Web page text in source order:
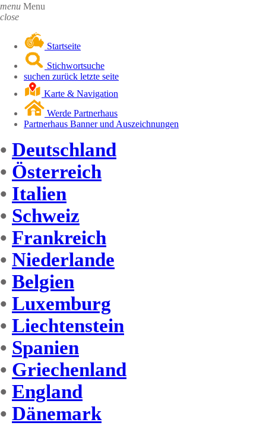
menu Menu
close
Startseite
Stichwortsuche
suchen zurück letzte seite
Karte & Navigation
Werde Partnerhaus
Partnerhaus Banner und Auszeichnungen
• Deutschland
• Österreich
• Italien
• Schweiz
• Frankreich
• Niederlande
• Belgien
• Luxemburg
• Liechtenstein
• Spanien
• Griechenland
• England
• Dänemark